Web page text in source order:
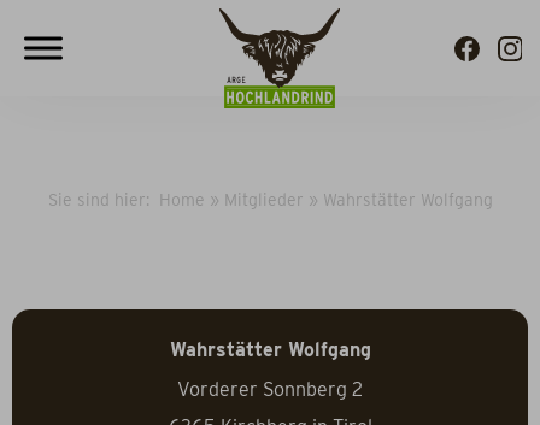
Sie sind hier: Home » Mitglieder » Wahrstätter Wolfgang
Wahrstätter Wolfgang
Vorderer Sonnberg 2